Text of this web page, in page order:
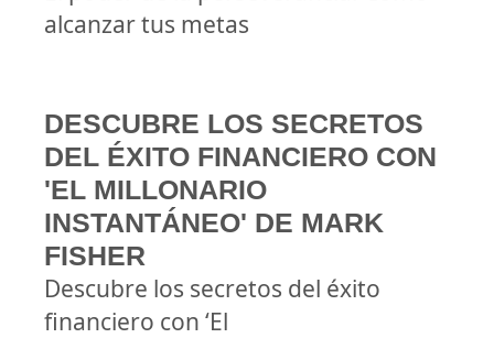
alcanzar tus metas
DESCUBRE LOS SECRETOS
DEL ÉXITO FINANCIERO CON
'EL MILLONARIO
INSTANTÁNEO' DE MARK
FISHER
Descubre los secretos del éxito
financiero con ‘El